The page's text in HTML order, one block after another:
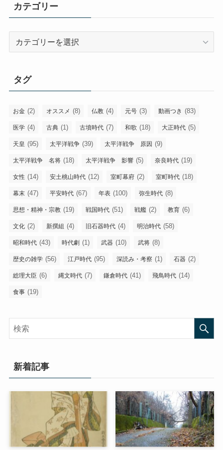
カテゴリー
ー
タグ
お金 (2) オススメ (8) 仏教 (4) 元号 (3) 動画つき (83)
医学 (4) 古典 (1) 古墳時代 (7) 和歌 (18) 大正時代 (5)
天皇 (95) 太平洋戦争 (39) 太平洋戦争 原因 (9)
太平洋戦争 名将 (18) 太平洋戦争 影響 (5) 奈良時代 (19)
女性 (14) 安土桃山時代 (12) 室町幕府 (2) 室町時代 (18)
幕末 (47) 平安時代 (67) 年表 (100) 弥生時代 (8)
思想・精神・宗教 (19) 戦国時代 (51) 戦艦 (2) 教育 (6)
文化 (2) 新撰組 (4) 旧石器時代 (4) 明治時代 (58)
昭和時代 (43) 時代劇 (1) 武器 (10) 武将 (8)
歴史の雑学 (56) 江戸時代 (95) 深読み・考察 (1) 石器 (2)
総理大臣 (6) 縄文時代 (7) 鎌倉時代 (41) 飛鳥時代 (14)
食事 (19)
新着記事